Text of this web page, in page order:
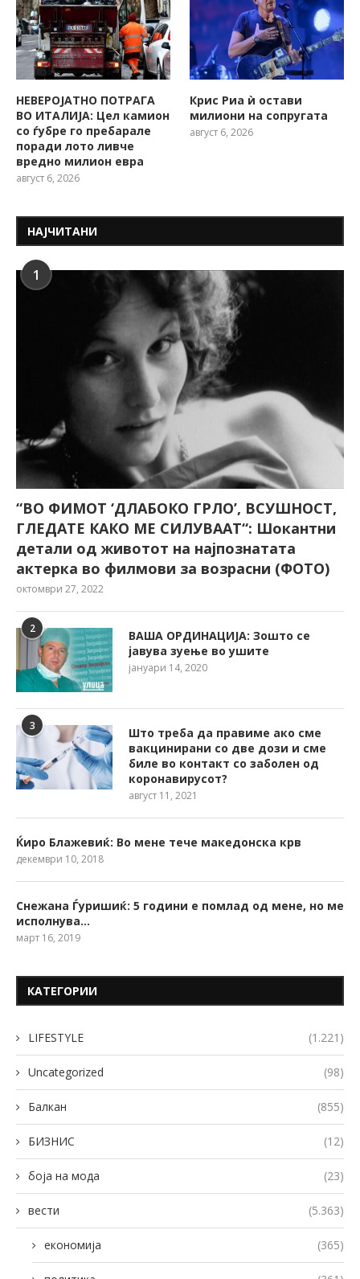
НЕВЕРОЈАТНО ПОТРАГА
ВО ИТАЛИЈА: Цел камион
со ѓубре го пребарале
поради лото ливче
вредно милион евра
август 6, 2026
Крис Риа ѝ остави
милиони на сопругата
август 6, 2026
НАЈЧИТАНИ
1
“ВО ФИМОТ ‘ДЛАБОКО ГРЛО’, ВСУШНОСТ,
ГЛЕДАТЕ КАКО МЕ СИЛУВААТ“: Шокантни
детали од животот на најпознатата
актерка во филмови за возрасни (ФОТО)
октомври 27, 2022
2
ВАША ОРДИНАЦИЈА: Зошто се
јавува зуење во ушите
јануари 14, 2020
3
Што треба да правиме ако сме
вакцинирани со две дози и сме
биле во контакт со заболен од
коронавирусот?
август 11, 2021
Ќиро Блажевиќ: Во мене тече македонска крв
декември 10, 2018
Снежана Ѓуришиќ: 5 години е помлад од мене, но ме
исполнува…
март 16, 2019
КАТЕГОРИИ
LIFESTYLE (1.221)
Uncategorized (98)
Балкан (855)
БИЗНИС (12)
боја на мода (23)
вести (5.363)
економија (365)